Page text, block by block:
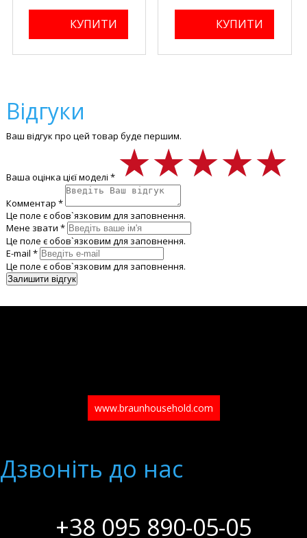
Відгуки
Ваш відгук про цей товар буде першим.
Ваша оцінка цієї моделі * ★★★★★
★★★★★
★★★★★
Комментар *
Це поле є обов`язковим для заповнення.
Мене звати *
Це поле є обов`язковим для заповнення.
E-mail *
Це поле є обов`язковим для заповнення.
www.braunhousehold.com
Дзвонiть до нас
+38 095 890-05-05